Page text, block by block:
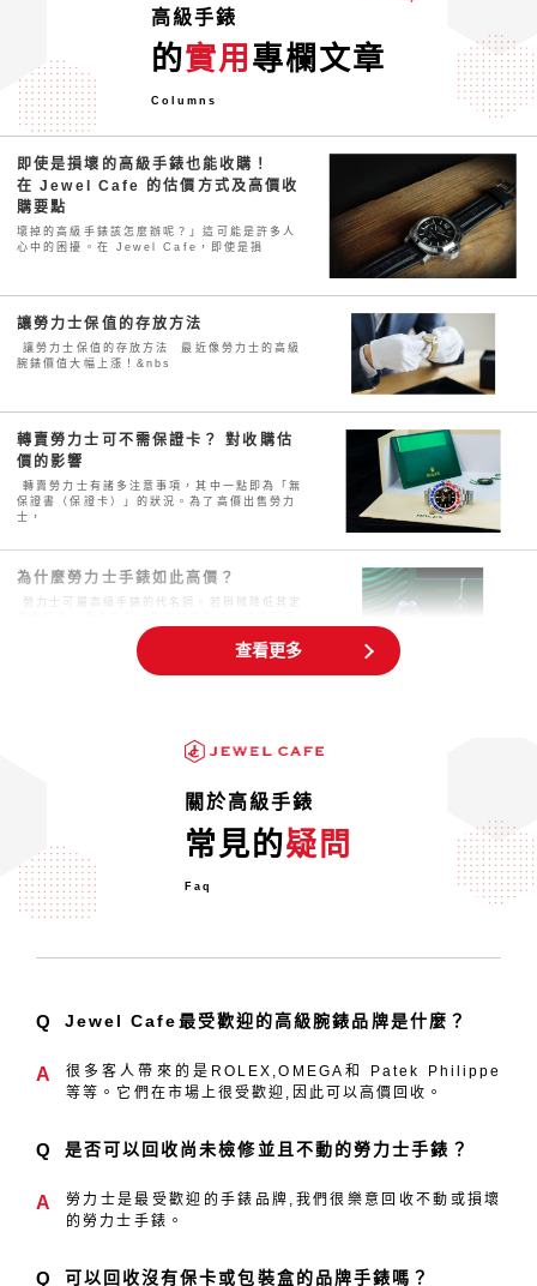
高級手錶
的實用 專欄文章
Columns
即使是損壞的高級手錶也能收購！
在 Jewel Cafe 的估價方式及高價收
購要點
壞掉的高級手錶該怎麼辦呢？」這可能是許多人
心中的困擾。在 Jewel Cafe，即使是損
讓勞力士保值的存放方法
讓勞力士保值的存放方法 最近像勞力士的高級
腕錶價值大幅上漲！&nbs
轉賣勞力士可不需保證卡？ 對收購估
價的影響
轉賣勞力士有諸多注意事項，其中一點即為「無
保證書（保證卡）」的狀況。為了高價出售勞力
士，
為什麼勞力士手錶如此高價？
勞力士可屬高級手錶的代名詞。若稍微降低其定
勞力士擁有極高的人氣與知名度，在國際拍賣會
中的成交價格屢創新高，吸引了眾多投資人的關
「勞力士不會貶值」是真的嗎？
在往昔，勞力士手錶曾是一般上班族努力工作就
能夠購買的物品，有鑒於卓越的性能以及實用
性，許
查看更多
關於高級手錶
常見的疑問
Faq
Q Jewel Cafe最受歡迎的高級腕錶品牌是什麼？
A
很多客人帶來的是ROLEX,OMEGA和 Patek Philippe
等等。它們在市場上很受歡迎,因此可以高價回收。
Q 是否可以回收尚未檢修並且不動的勞力士手錶？
A
勞力士是最受歡迎的手錶品牌,我們很樂意回收不動或損壞
的勞力士手錶。
Q 可以回收沒有保卡或包裝盒的品牌手錶嗎？